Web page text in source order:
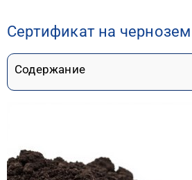
Сертификат на чернозем
Содержание